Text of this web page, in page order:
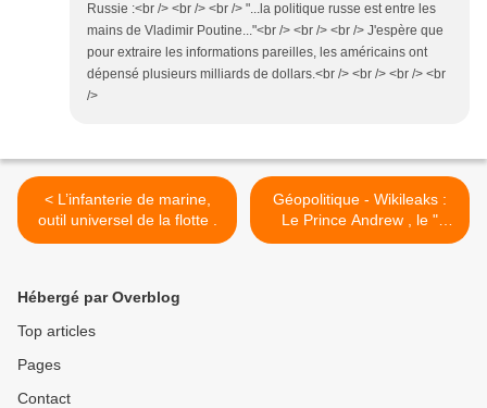
Russie :<br /> <br /> <br /> "...la politique russe est entre les
mains de Vladimir Poutine..."<br /> <br /> <br /> J'espère que
pour extraire les informations pareilles, les américains ont
dépensé plusieurs milliards de dollars.<br /> <br /> <br /> <br
/>
< L’infanterie de marine,
outil universel de la flotte .
Géopolitique - Wikileaks :
Le Prince Andrew , le "
Grand Jeu " et Halford Mac
Hébergé par Overblog
Top articles
Pages
Contact